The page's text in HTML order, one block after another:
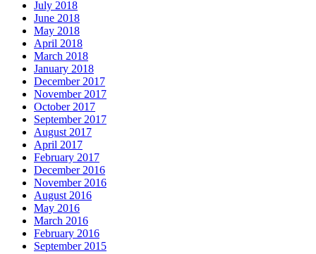
July 2018
June 2018
May 2018
April 2018
March 2018
January 2018
December 2017
November 2017
October 2017
September 2017
August 2017
April 2017
February 2017
December 2016
November 2016
August 2016
May 2016
March 2016
February 2016
September 2015